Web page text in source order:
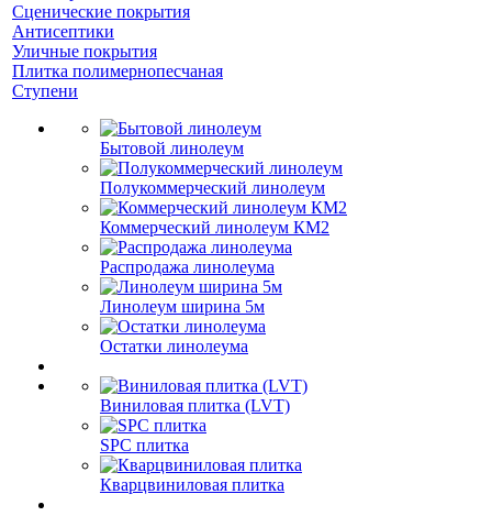
Сценические покрытия
Антисептики
Уличные покрытия
Плитка полимернопесчаная
Ступени
Бытовой линолеум
Полукоммерческий линолеум
Коммерческий линолеум КМ2
Распродажа линолеума
Линолеум ширина 5м
Остатки линолеума
Виниловая плитка (LVT)
SPC плитка
Кварцвиниловая плитка